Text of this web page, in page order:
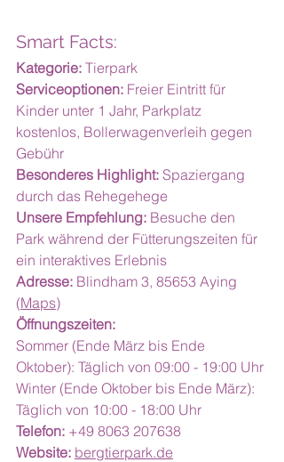
Smart Facts:
Kategorie: Tierpark
Serviceoptionen: Freier Eintritt für
Kinder unter 1 Jahr, Parkplatz
kostenlos, Bollerwagenverleih gegen
Gebühr
Besonderes Highlight: Spaziergang
durch das Rehegehege
Unsere Empfehlung: Besuche den
Park während der Fütterungszeiten für
ein interaktives Erlebnis
Adresse: Blindham 3, 85653 Aying
(Maps)
Öffnungszeiten:
Sommer (Ende März bis Ende
Oktober): Täglich von 09:00 - 19:00 Uhr
Winter (Ende Oktober bis Ende März):
Täglich von 10:00 - 18:00 Uhr
Telefon: +49 8063 207638
Website: bergtierpark.de